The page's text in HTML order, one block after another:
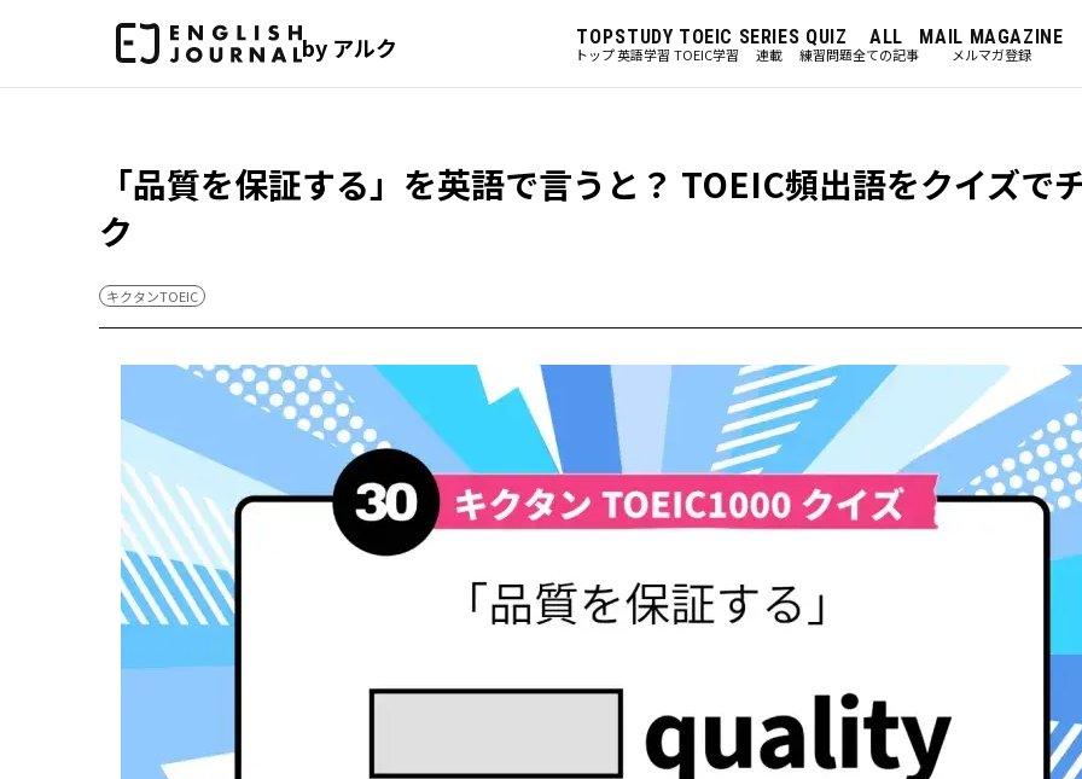
by アルク TOP
トップ
STUDY
英語学習
TOEIC
TOEIC学習
SERIES
連載
QUIZ
練習問題
ALL
全ての記事
MAIL MAGAZINE
メルマガ登録
「品質を保証する」を英語で言うと？ TOEIC頻出語をクイズで
ク
キクタンTOEIC